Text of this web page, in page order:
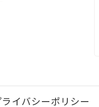
ライバシーポリシー